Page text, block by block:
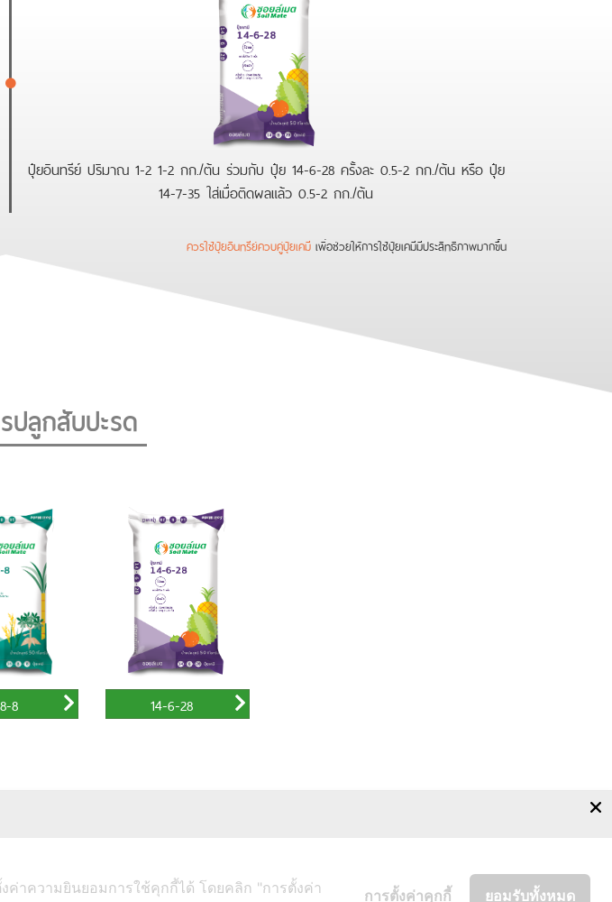
ปุ๋ยอินทรีย์ ปริมาณ 1-2 1-2 กก./ต้น ร่วมกับ ปุ๋ย 14-6-28 ครั้งละ 0.5-2 กก./ต้น หรือ ปุ๋ย
14-7-35 ใส่เมื่อติดผลแล้ว 0.5-2 กก./ต้น
ควรใช้ปุ๋ยอินทรีย์ควบคู่ปุ๋ยเคมี เพื่อช่วยให้การใช้ปุ๋ยเคมีมีประสิทธิภาพมากขึ้น
ปลูกสับปะรด
8 14-6-28
ค่าความยินยอมการใช้คุกกี้ได้ โดยคลิก "การตั้งค่า
ยอมรับทั้งหมด
การตั้งค่าคุกกี้